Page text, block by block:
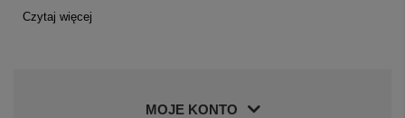
Czytaj więcej
MOJE KONTO